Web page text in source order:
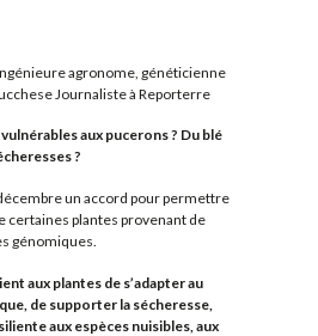
agronome, généticienne
Journaliste à Reporterre
aux pucerons ? Du blé
?
un accord pour permettre
certaines plantes provenant de
génomiques.
aux plantes de s’adapter au
de supporter la sécheresse,
aux espèces nuisibles, aux